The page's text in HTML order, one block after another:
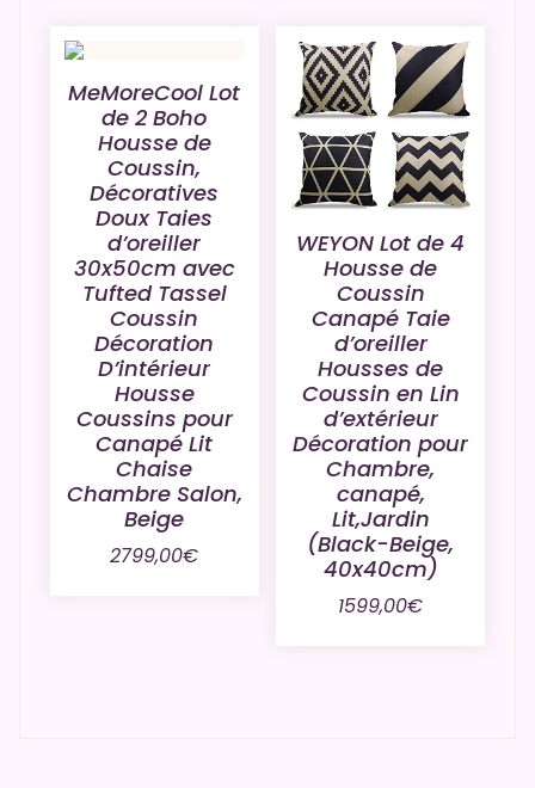
MeMoreCool Lot
de 2 Boho
Housse de
Coussin,
Décoratives
Doux Taies
d’oreiller
30x50cm avec
Tufted Tassel
Coussin
Décoration
D’intérieur
Housse
Coussins pour
Canapé Lit
Chaise
Chambre Salon,
Beige
2799,00€
WEYON Lot de 4
Housse de
Coussin
Canapé Taie
d’oreiller
Housses de
Coussin en Lin
d’extérieur
Décoration pour
Chambre,
canapé,
Lit,Jardin
(Black-Beige,
40x40cm)
1599,00€